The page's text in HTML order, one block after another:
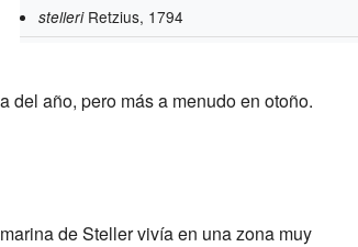
stelleri Retzius, 1794
año, pero más a menudo en otoño.
de Steller vivía en una zona muy